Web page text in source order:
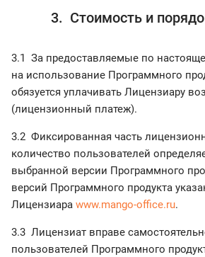
3. Стоимость и
3.1 За предоставляемые по
на использование Программного
обязуется уплачивать Лицензиару
(лицензионный платеж).
3.2 Фиксированная часть
количество пользователей
выбранной версии Программного
версий Программного продукта
Лицензиара www.mango-office.ru.
3.3 Лицензиат вправе
пользователей Программного